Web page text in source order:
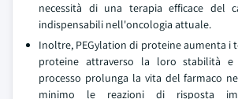
necessità di una terapia efficace del
indispensabili nell'oncologia attuale.
Inoltre, PEGylation di proteine aumenta i
proteine attraverso la loro stabilità e
processo prolunga la vita del farmaco
minimo le reazioni di risposta